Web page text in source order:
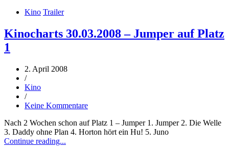
Kino Trailer
Kinocharts 30.03.2008 – Jumper auf Platz
1
2. April 2008
/
Kino
/
Keine Kommentare
Nach 2 Wochen schon auf Platz 1 – Jumper 1. Jumper 2. Die Welle
3. Daddy ohne Plan 4. Horton hört ein Hu! 5. Juno
Continue reading...